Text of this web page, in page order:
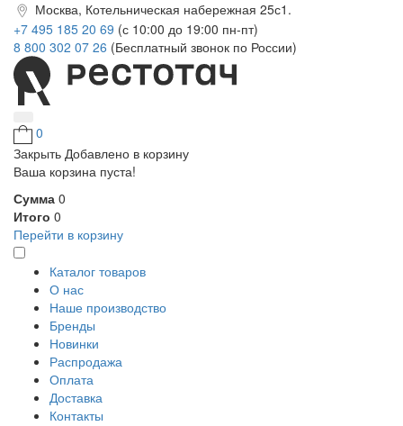
Москва, Котельническая набережная 25с1.
+7 495 185 20 69 (с 10:00 до 19:00 пн-пт)
8 800 302 07 26 (Бесплатный звонок по России)
0
Закрыть Добавлено в корзину
Ваша корзина пуста!
Сумма 0
Итого 0
Перейти в корзину
Каталог товаров
О нас
Наше производство
Бренды
Новинки
Распродажа
Оплата
Доставка
Контакты